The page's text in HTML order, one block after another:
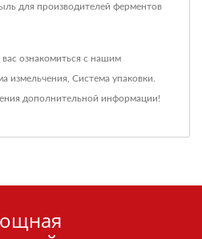
для производителей ферментов
ознакомиться с нашим
измельчения Система упаковки
дополнительной информации!